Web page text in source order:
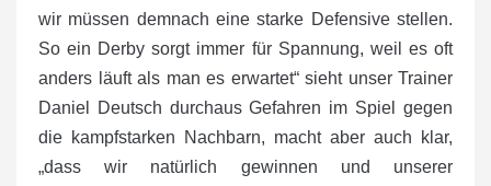
wir müssen demnach eine starke Defensive stellen.
So ein Derby sorgt immer für Spannung, weil es oft
anders läuft als man es erwartet“ sieht unser Trainer
Daniel Deutsch durchaus Gefahren im Spiel gegen
die kampfstarken Nachbarn, macht aber auch klar,
„dass wir natürlich gewinnen und unserer